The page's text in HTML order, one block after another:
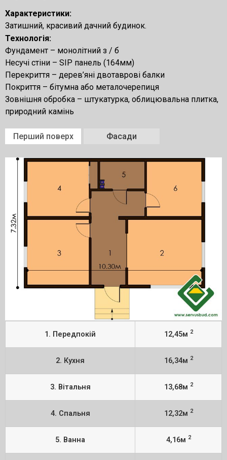
Характеристики:
Затишний, красивий дачний будинок.
Технологія:
Фундамент – монолітний з / б
Несучі стіни – SIP панель (164мм)
Перекриття – дерев’яні двотаврові балки
Покриття – бітумна або металочерепиця
Зовнішня обробка – штукатурка, облицювальна плитка,
природний камінь
Перший поверх Фасади
1. Передпокій 12,45м 2
2. Кухня 16,34м 2
3. Вітальня 13,68м 2
4. Спальня 12,32м 2
5. Ванна 4,16м 2